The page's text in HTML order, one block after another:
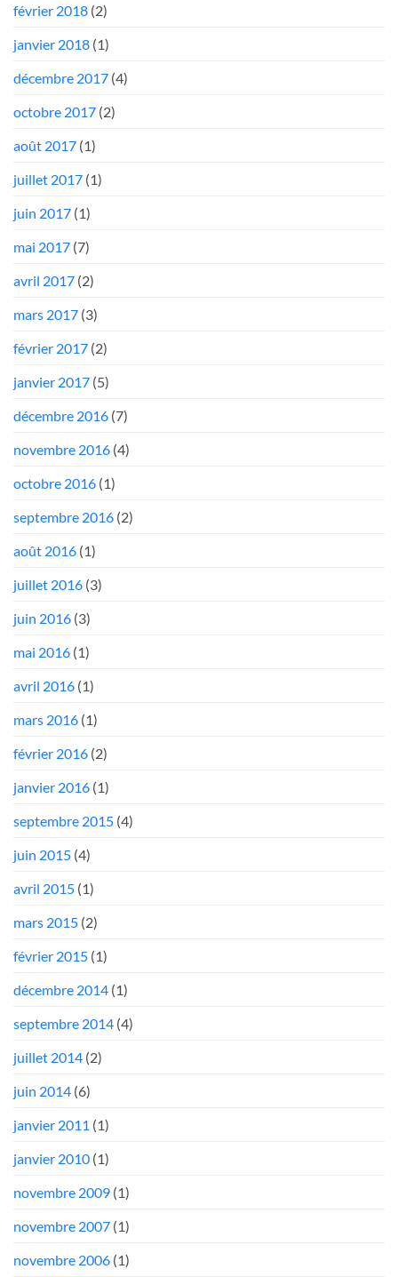
février 2018 (2)
janvier 2018 (1)
décembre 2017 (4)
octobre 2017 (2)
août 2017 (1)
juillet 2017 (1)
juin 2017 (1)
mai 2017 (7)
avril 2017 (2)
mars 2017 (3)
février 2017 (2)
janvier 2017 (5)
décembre 2016 (7)
novembre 2016 (4)
octobre 2016 (1)
septembre 2016 (2)
août 2016 (1)
juillet 2016 (3)
juin 2016 (3)
mai 2016 (1)
avril 2016 (1)
mars 2016 (1)
février 2016 (2)
janvier 2016 (1)
septembre 2015 (4)
juin 2015 (4)
avril 2015 (1)
mars 2015 (2)
février 2015 (1)
décembre 2014 (1)
septembre 2014 (4)
juillet 2014 (2)
juin 2014 (6)
janvier 2011 (1)
janvier 2010 (1)
novembre 2009 (1)
novembre 2007 (1)
novembre 2006 (1)